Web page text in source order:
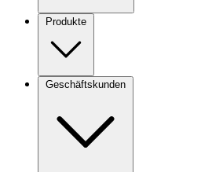
Produkte
Geschäftskunden